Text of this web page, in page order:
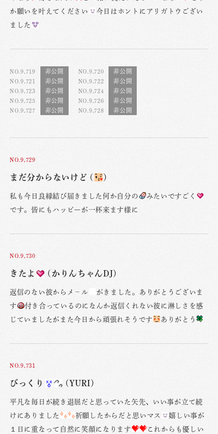
か願いを叶えてください
今日はホントにアリガトウござい
ました
NO.9,719
NO.9,720
NO.9,721
NO.9,722
NO.9,723
NO.9,724
NO.9,725
NO.9,726
NO.9,727
NO.9,728
NO.9,729
まだ分からないけど ( )
私も今日良縁結び届きました何か自分の
みたいですごく
です。皆にもハッピーが一杯来ます様に
NO.9,730
きたよ (かりんちゃんDJ)
返信のない彼からメ−ル
がきました。ありがとうございま
す
付き合っているのになんか返信くれない彼に淋しさを感
じていましたがまた今日から頑張れそうです
ありがとう
NO.9,731
びっくり (YURI)
平凡な毎日が続き退屈だと思っていた矢先、いい事が立て続
けにありました
祈願したからだと思いマス
嬉しい事が
１日に重なって自然に笑顔になります
これからも優しい